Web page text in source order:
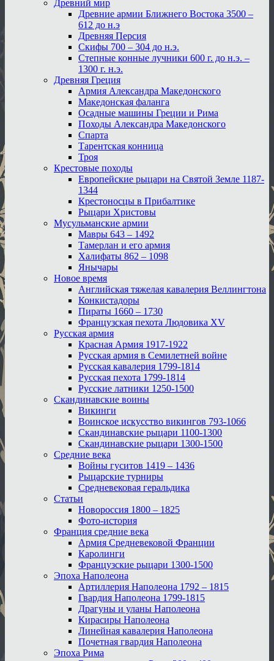
Древний мир
Древние армии Ближнего Востока 3500 –
612 до н.э
Древняя Персия
Скифы 700 – 304 до н.э.
Степные конные лучники 600 г. до н.э. –
1300 г. н.э.
Древняя Греция
Армия Александра Македонского
Македонская фаланга
Осадные машины Греции и Рима
Походы Александра Македонского
Спарта
Тарентская конница
Троя
Крестовые походы
Европейские рыцари на Святой Земле 1187-
1344
Крестоносцы в Прибалтике
Рыцари Христовы
Мусульманские армии
Мавры 643 – 1492
Тамерлан и его армия
Халифаты 862 – 1098
Янычары
Новое время
Английская тяжелая кавалерия Веллингтона
Конкистадоры
Пираты 1660 – 1730
Французская пехота Людовика XV
Русская армия
Красная Армия 1917-1922
Русская армия в Семилетней войне
Русская кавалерия 1799-1814
Русская пехота 1799-1814
Русские латники 1250-1500
Скандинавские воины
Викинги
Воинское искусство викингов 793-1066
Скандинавские рыцари 1100-1300
Скандинавские рыцари 1300-1500
Средние века
Войны гуситов 1419 – 1436
Рыцарские турниры
Средневековая геральдика
Статьи
Новороссия 1800 – 1825
Фото-история
Франция средние века
Армия Средневековой Франции
Каролинги
Французские рыцари 1300-1500
Эпоха Наполеона
Артиллерия Наполеона 1792 – 1815
Гвардия Наполеона 1799-1815
Драгуны и уланы Наполеона
Кирасиры Наполеона
Линейная кавалерия Наполеона
Почетная гвардия Наполеона
Эпоха Рима